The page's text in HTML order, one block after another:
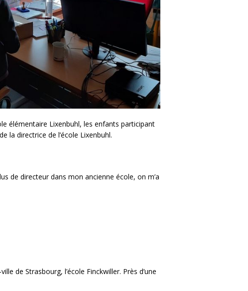
élémentaire Lixenbuhl, les enfants participant
la directrice de l’école Lixenbuhl.
de directeur dans mon ancienne école, on m’a
de Strasbourg, l’école Finckwiller. Près d’une